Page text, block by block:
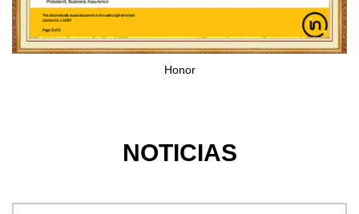
Honor
NOTICIAS